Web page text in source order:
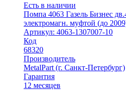
Есть в наличии
Помпа 4063 Газель Бизнес
электромагн. муфтой (до
Артикул: 4063-1307007-10
Код
68320
Производитель
MetalPart (г. Санкт-Петербург)
Гарантия
12 месяцев